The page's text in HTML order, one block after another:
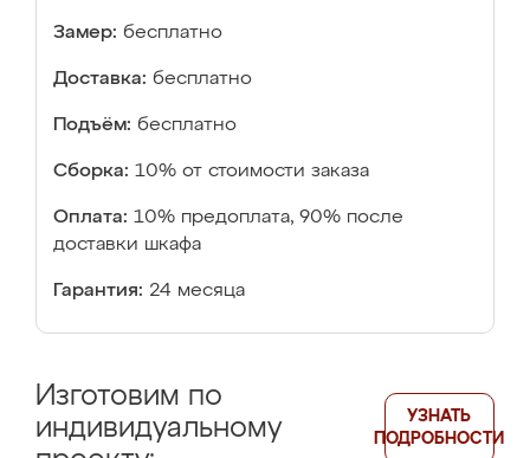
Замер: бесплатно
Доставка: бесплатно
Подъём: бесплатно
Сборка: 10% от стоимости заказа
Оплата: 10% предоплата, 90% после
доставки шкафа
Гарантия: 24 месяца
Изготовим по
индивидуальному
УЗНАТЬ
ПОДРОБНОСТИ